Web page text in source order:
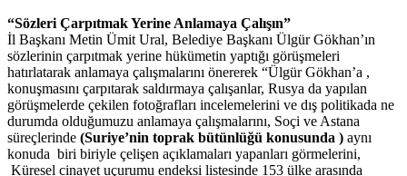
“Sözleri Çarpıtmak Yerine Anlamaya Çalışın”
İl Başkanı Metin Ümit Ural, Belediye Başkanı Ülgür Gökhan’ın
sözlerinin çarpıtmak yerine hükümetin yaptığı görüşmeleri
hatırlatarak anlamaya çalışmalarını önererek “Ülgür Gökhan’a ,
konuşmasını çarpıtarak saldırmaya çalışanlar, Rusya da yapılan
görüşmelerde çekilen fotoğrafları incelemelerini ve dış politikada ne
durumda olduğumuzu anlamaya çalışmalarını, Soçi ve Astana
süreçlerinde (Suriye’nin toprak bütünlüğü konusunda ) aynı
konuda biri biriyle çelişen açıklamaları yapanları görmelerini,
Küresel cinayet uçurumu endeksi listesinde 153 ülke arasında